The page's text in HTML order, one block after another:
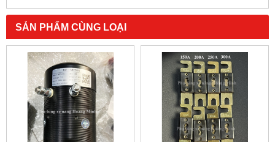
SẢN PHẨM CÙNG LOẠI